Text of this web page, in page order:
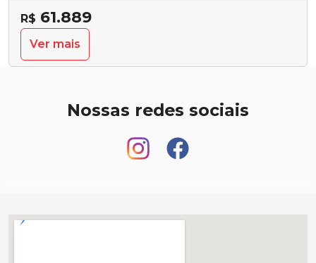
R$ 61.889
Ver mais
Nossas redes sociais